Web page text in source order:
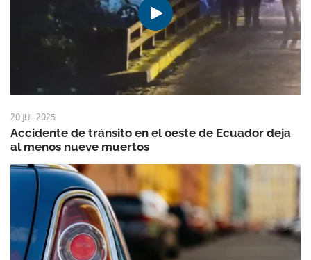
20 JUL 2025
Accidente de tránsito en el oeste de Ecuador deja
al menos nueve muertos